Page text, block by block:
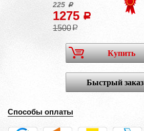
225 a
1275 a
1500a
Купить
Быстрый заказ
Способы оплаты